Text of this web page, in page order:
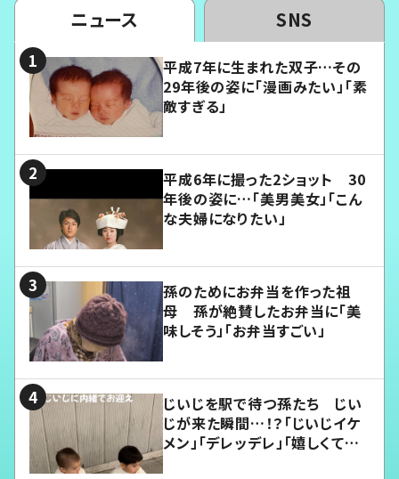
ニュース SNS
平成7年に生まれた双子…その
29年後の姿に「漫画みたい」「素
敵すぎる」
平成6年に撮った2ショット 30
年後の姿に…「美男美女」「こん
な夫婦になりたい」
孫のためにお弁当を作った祖
母 孫が絶賛したお弁当に「美
味しそう」「お弁当すごい」
じいじを駅で待つ孫たち じい
じが来た瞬間…！？「じいじイケ
メン」「デレッデレ」「嬉しくて可